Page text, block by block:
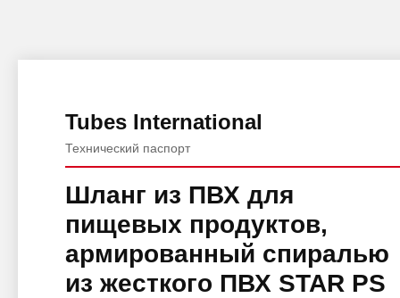
Tubes International
Технический паспорт
Шланг из ПВХ для
пищевых продуктов,
армированный спиралью
из жесткого ПВХ STAR PS